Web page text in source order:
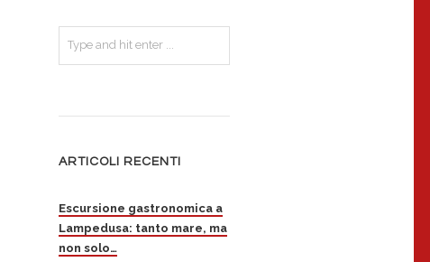
ARTICOLI RECENTI
Escursione gastronomica a
Lampedusa: tanto mare, ma
non solo…